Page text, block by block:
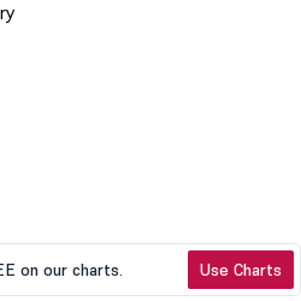
on our charts. Use Charts